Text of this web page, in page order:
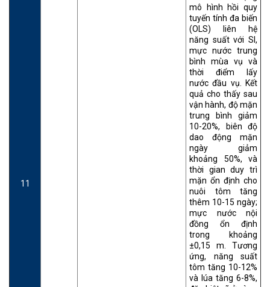
11
mô hình hồi quy
tuyến tính đa biến
(OLS) liên hệ
năng suất với SI,
mực nước trung
bình mùa vụ và
thời điểm lấy
nước đầu vụ. Kết
quả cho thấy sau
vận hành, độ mặn
trung bình giảm
10-20%, biên độ
dao động mặn
ngày giảm
khoảng 50%, và
thời gian duy trì
mặn ổn định cho
nuôi tôm tăng
thêm 10-15 ngày;
mực nước nội
đồng ổn định
trong khoảng
±0,15 m. Tương
ứng, năng suất
tôm tăng 10-12%
và lúa tăng 6-8%,